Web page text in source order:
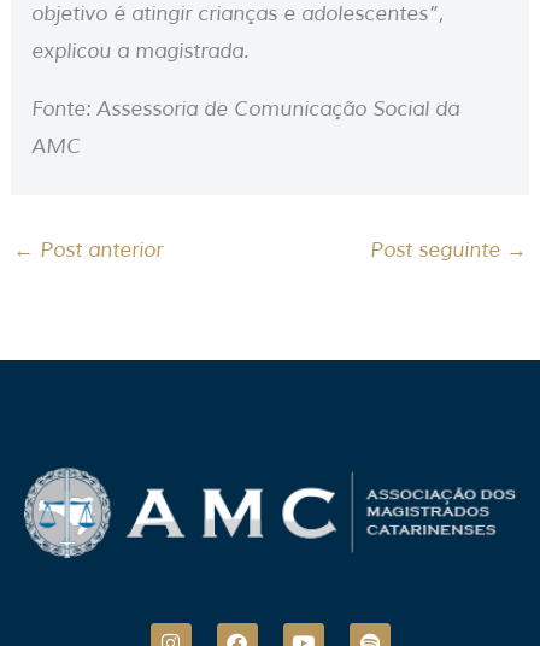
objetivo é atingir crianças e adolescentes”,
explicou a magistrada.
Fonte: Assessoria de Comunicação Social da
AMC
← Post anterior Post seguinte →
I
F
Y
S